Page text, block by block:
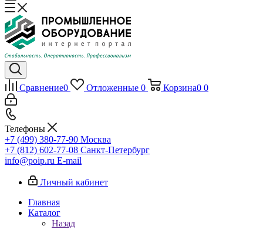
Сравнение0 Отложенные 0 Корзина0 0
Телефоны
+7 (499) 380-77-90 Москва
+7 (812) 602-77-08 Санкт-Петербург
info@poip.ru E-mail
Личный кабинет
Главная
Каталог
Назад